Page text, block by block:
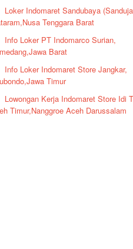
Loker Indomaret Sandubaya
Tenggara Barat
Info Loker PT Indomarco Surian,
Barat
Info Loker Indomaret Store Jangkar,
Timur
Lowongan Kerja Indomaret Store Idi
Timur,Nanggroe Aceh Darussalam